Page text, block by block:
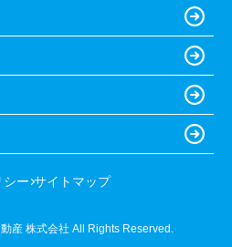
シー サイトマップ
産 株式会社 All Rights Reserved.